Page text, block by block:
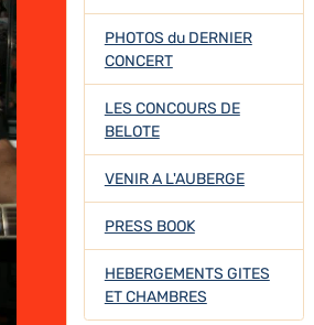
PHOTOS du DERNIER
CONCERT
LES CONCOURS DE
BELOTE
VENIR A L'AUBERGE
PRESS BOOK
HEBERGEMENTS GITES
ET CHAMBRES